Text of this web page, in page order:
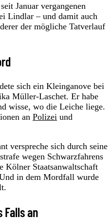
Januar vergangenen
Lindlar – und damit auch
der mögliche Tatverlauf
sich ein Kleinganove bei
Müller-Laschet. Er habe
wisse, wo die Leiche liege.
an Polizei und
verspreche sich durch seine
wegen Schwarzfahrens
Kölner Staatsanwaltschaft
in dem Mordfall wurde
Falls an